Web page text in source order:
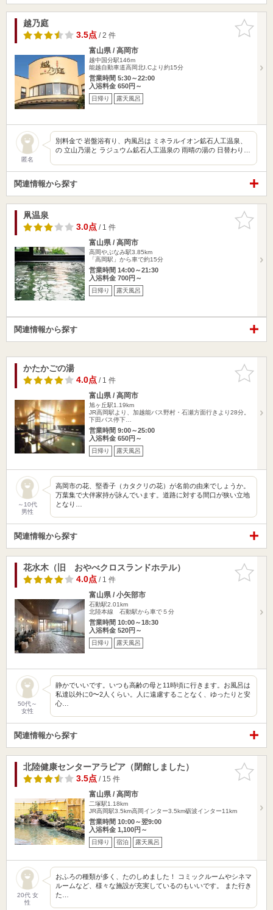
お気に入
りに追加
越乃庭
3.5点/ 2 件
富山県 / 高岡市
越中国分駅146m
能越自動車道高岡北I.Cより約15分
営業時間 5:30～22:00
入浴料金 650円～
日帰り 露天風呂
匿名
別料金で 岩盤浴有り、内風呂は ミネラルイオン鉱石人工温泉、
の 立山乃湯と ラジュウム鉱石人工温泉の 雨晴の湯の 日替わり…
関連情報から探す
お気に入
りに追加
凧温泉
3.0点/ 1 件
富山県 / 高岡市
高岡やぶなみ駅3.85km
「高岡駅」から車で約15分
営業時間 14:00～21:30
入浴料金 700円～
日帰り 露天風呂
関連情報から探す
お気に入
りに追加
かたかごの湯
4.0点/ 1 件
富山県 / 高岡市
旭ヶ丘駅1.19km
JR高岡駅より、加越能バス野村・石瀬方面行きより28分。
下田バス停下…
営業時間 9:00～25:00
入浴料金 650円～
日帰り 露天風呂
～10代
男性
高岡市の花、堅香子（カタクリの花）が名前の由来でしょうか。
万葉集で大伴家持が詠んでいます。道路に対する間口が狭い立地
となり…
関連情報から探す
お気に入
りに追加
花水木（旧 おやべクロスランドホテル）
4.0点/ 1 件
富山県 / 小矢部市
石動駅2.01km
北陸本線 石動駅から車で５分
営業時間 10:00～18:30
入浴料金 520円～
日帰り 露天風呂
50代～
女性
静かでいいです。いつも高齢の母と11時頃に行きます。お風呂は
私達以外に0〜2人くらい。人に遠慮することなく、ゆったりと安
心…
関連情報から探す
お気に入
りに追加
北陸健康センターアラピア（閉館しました）
3.5点/ 15 件
富山県 / 高岡市
二塚駅1.18km
JR高岡駅3.5km高岡インター3.5km砺波インター11km
営業時間 10:00～翌9:00
入浴料金 1,100円～
日帰り 宿泊 露天風呂
20代 女
性
おふろの種類が多く、たのしめました！ コミックルームやシネマ
ルームなど、様々な施設が充実しているのもいいです。 また行き
た…